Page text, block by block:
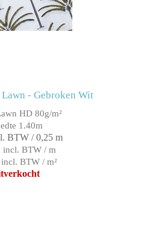
- Gebroken Wit
HD 80g/m²
1.40m
BTW / 0,25 m
incl. BTW / m
BTW / m²